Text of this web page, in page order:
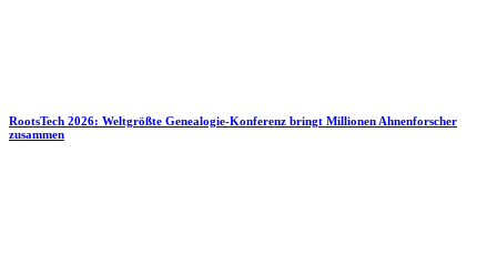
RootsTech 2026: Weltgrößte Genealogie-Konferenz bringt Millionen Ahnenforscher
zusammen